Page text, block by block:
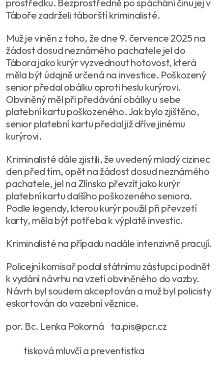
prostředku. Bezprostředně po spáchání činu jej v
Táboře zadrželi táborští kriminalisté.
Muž je viněn z toho, že dne 9. července 2025 na
žádost dosud neznámého pachatele jel do
Tábora jako kurýr vyzvednout hotovost, která
měla být údajně určená na investice. Poškozený
senior předal obálku oproti heslu kurýrovi.
Obviněný měl při předávání obálky u sebe
platební kartu poškozeného. Jak bylo zjištěno,
senior platební kartu předal již dříve jinému
kurýrovi.
Kriminalisté dále zjistili, že uvedený mladý cizinec
den před tím, opět na žádost dosud neznámého
pachatele, jel na Zlínsko převzít jako kurýr
platební kartu dalšího poškozeného seniora.
Podle legendy, kterou kurýr použil při převzetí
karty, měla být potřeba k výplatě investic.
Kriminalisté na případu nadále intenzivně pracují.
Policejní komisař podal státnímu zástupci podnět
k vydání návrhu na vzetí obviněného do vazby.
Návrh byl soudem akceptován a muž byl policisty
eskortován do vazební věznice.
por. Bc. Lenka Pokorná ta.pis@pcr.cz
tisková mluvčí a preventistka